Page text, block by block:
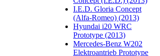
I.E.D. Gloria Concept
(Alfa-Romeo) (2013)
Hyundai i20 WRC
Prototype (2013)
Mercedes-Benz W202
Elektroantrieb Prototype